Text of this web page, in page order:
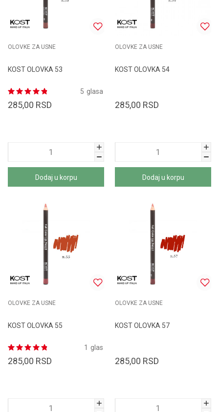
OLOVKE ZA USNE
KOST OLOVKA 53
glasa
5
285,00 RSD
Dodaj u korpu
OLOVKE ZA USNE
KOST OLOVKA 54
285,00 RSD
Dodaj u korpu
OLOVKE ZA USNE
KOST OLOVKA 55
glas
1
285,00 RSD
OLOVKE ZA USNE
KOST OLOVKA 57
285,00 RSD